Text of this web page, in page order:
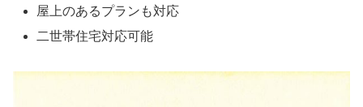
屋上のあるプランも対応
二世帯住宅対応可能